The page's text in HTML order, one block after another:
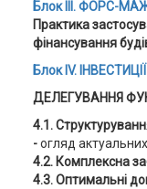
Блок ІІІ. ФОРС-
Практика
фінансування
Блок IV.
ДЕЛЕГУВАННЯ
4.1.
-огляд
4.2. Комплексна
4.3. Оптимальні